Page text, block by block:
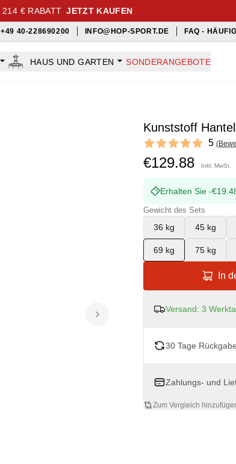
€ RABATT JETZT KAUFEN
+49 40-228690200 INFO@HOP-SPORT.DE FAQ -
HAUS UND GARTEN SONDERANGEBOTE
Kunststoff
Reviews
5 out of 5 stars 5 (
€129.88 Inkl. MwSt.
Erhalten Sie -
Gewicht des Sets
36 kg 45 kg
69 kg 75 kg
In
Versand: 3
30 Tage
Zahlungs- und
Zum Vergleich